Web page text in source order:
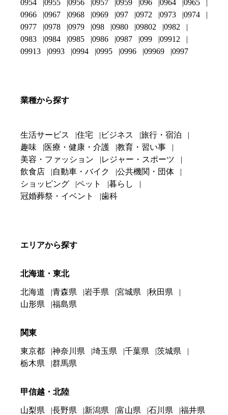
0954
0955 0956 0957 0959 096 0964
0965
0966
0967 0968 0969 097 0972 0973
0974
0977
0978 0979 098 0980 09802
0982
0983
0984 0985 0986 0987 099
09912
09913
0993 0994 0995 0996 09969 0997
業種から探す
生活サービス 住宅 ビジネス
旅行・宿泊
趣味
医療・健康・介護
教育・習い事
美容・ファッション
レジャー・スポーツ
飲食店
自動車・バイク
公共機関・団体
ショッピング
ペット
暮らし
冠婚葬祭・イベント
歯科
エリアから探す
北海道・東北
北海道 青森県 岩手県 宮城県
秋田県
山形県
福島県
関東
東京都 神奈川県 埼玉県 千葉県
茨城県
栃木県
群馬県
甲信越・北陸
山梨県 長野県 新潟県 富山県 石川県 福井県